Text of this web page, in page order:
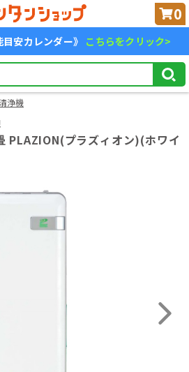
0
安カレンダー》 こちらをクリック>
浄機
PLAZION(プラズィオン)(ホワイ